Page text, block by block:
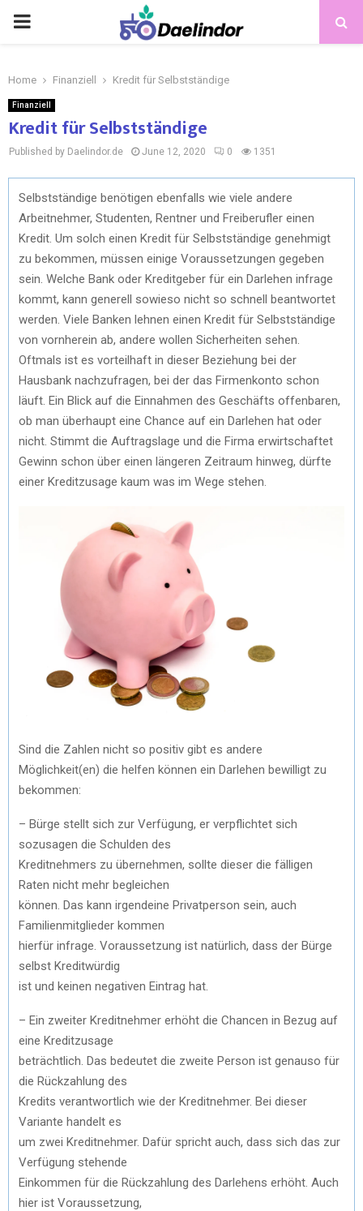
Home Finanziell Kredit für Selbstständige
Finanziell
Kredit für Selbstständige
Published by Daelindor.de June 12, 2020 0 1351
Selbstständige benötigen ebenfalls wie viele andere
Arbeitnehmer, Studenten, Rentner und Freiberufler einen
Kredit. Um solch einen Kredit für Selbstständige genehmigt
zu bekommen, müssen einige Voraussetzungen gegeben
sein. Welche Bank oder Kreditgeber für ein Darlehen infrage
kommt, kann generell sowieso nicht so schnell beantwortet
werden. Viele Banken lehnen einen Kredit für Selbstständige
von vornherein ab, andere wollen Sicherheiten sehen.
Oftmals ist es vorteilhaft in dieser Beziehung bei der
Hausbank nachzufragen, bei der das Firmenkonto schon
läuft. Ein Blick auf die Einnahmen des Geschäfts offenbaren,
ob man überhaupt eine Chance auf ein Darlehen hat oder
nicht. Stimmt die Auftragslage und die Firma erwirtschaftet
Gewinn schon über einen längeren Zeitraum hinweg, dürfte
einer Kreditzusage kaum was im Wege stehen.
Sind die Zahlen nicht so positiv gibt es andere
Möglichkeit(en) die helfen können ein Darlehen bewilligt zu
bekommen:
– Bürge stellt sich zur Verfügung, er verpflichtet sich
sozusagen die Schulden des
Kreditnehmers zu übernehmen, sollte dieser die fälligen
Raten nicht mehr begleichen
können. Das kann irgendeine Privatperson sein, auch
Familienmitglieder kommen
hierfür infrage. Voraussetzung ist natürlich, dass der Bürge
selbst Kreditwürdig
ist und keinen negativen Eintrag hat.
– Ein zweiter Kreditnehmer erhöht die Chancen in Bezug auf
eine Kreditzusage
beträchtlich. Das bedeutet die zweite Person ist genauso für
die Rückzahlung des
Kredits verantwortlich wie der Kreditnehmer. Bei dieser
Variante handelt es
um zwei Kreditnehmer. Dafür spricht auch, dass sich das zur
Verfügung stehende
Einkommen für die Rückzahlung des Darlehens erhöht. Auch
hier ist Voraussetzung,